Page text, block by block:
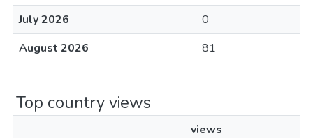
July 2026
0
August 2026
81
Top country views
views